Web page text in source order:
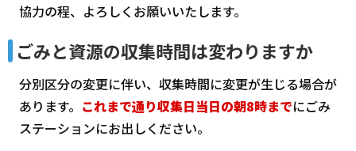
協力の程、よろしくお願いいたします。
ごみと資源の収集時間は変わりますか
分別区分の変更に伴い、収集時間に変更が生じる場合が
あります。 これまで通り収集日当日の朝8時までにごみ
ステーションにお出しください。